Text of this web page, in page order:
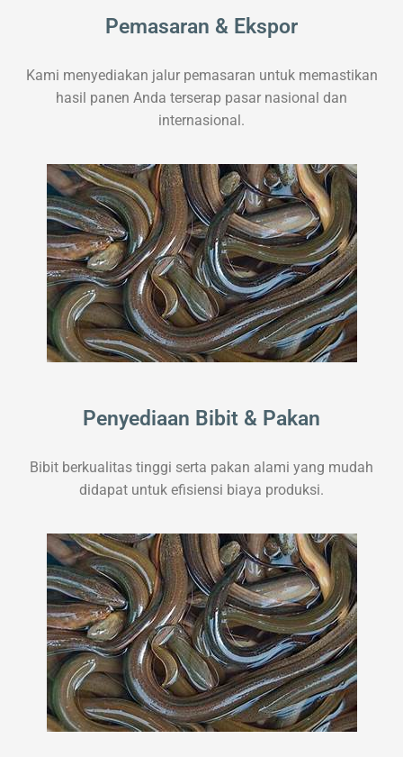
Pemasaran & Ekspor
Kami menyediakan jalur pemasaran untuk memastikan
hasil panen Anda terserap pasar nasional dan
internasional.
Penyediaan Bibit & Pakan
Bibit berkualitas tinggi serta pakan alami yang mudah
didapat untuk efisiensi biaya produksi.